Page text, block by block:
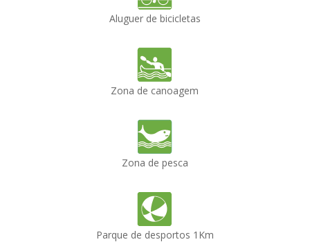
Aluguer de bicicletas
Zona de canoagem
Zona de pesca
Parque de desportos 1Km